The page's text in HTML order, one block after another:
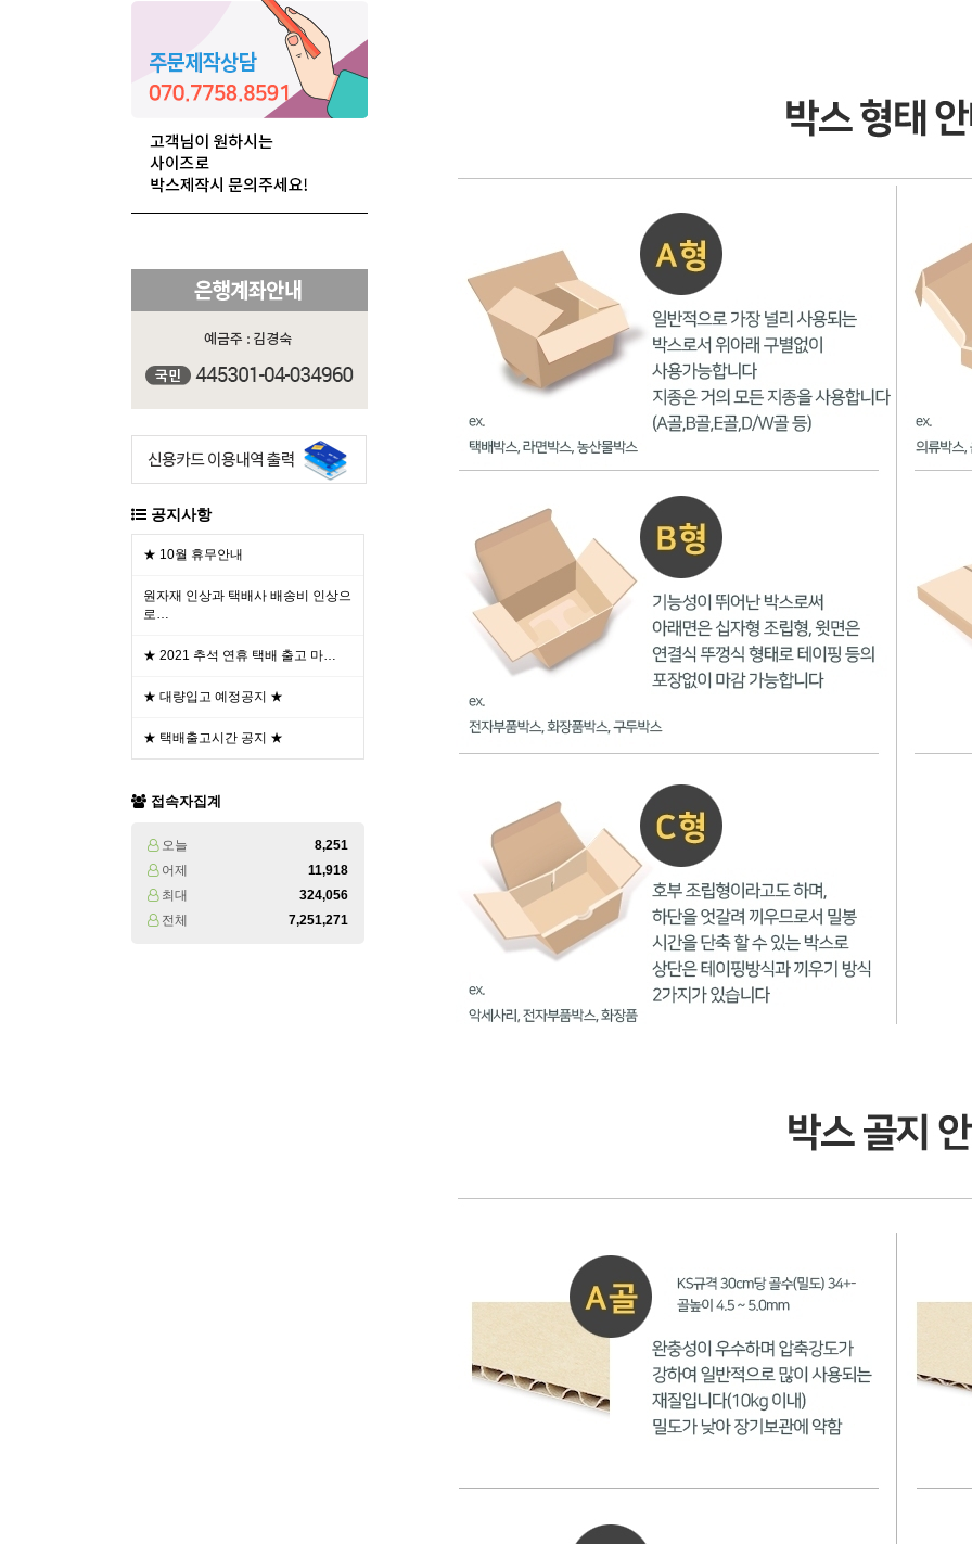
공지사항
★ 10월 휴무안내
원자재 인상과 택배사 배송비 인상으
로…
★ 2021 추석 연휴 택배 출고 마…
★ 대량입고 예정공지 ★
★ 택배출고시간 공지 ★
접속자집계
오늘
8,251
어제
11,918
최대
324,056
전체
7,251,271